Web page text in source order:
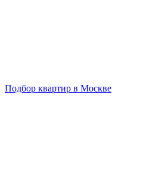
Подбор квартир в Москве